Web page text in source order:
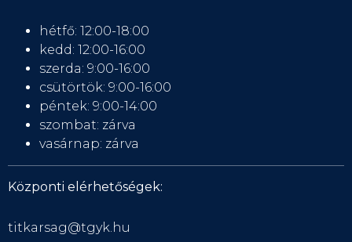
hétfő: 12:00-18:00
kedd: 12:00-16:00
szerda: 9:00-16:00
csütörtök: 9:00-16:00
péntek: 9:00-14:00
szombat: zárva
vasárnap: zárva
Központi elérhetőségek:
titkarsag@tgyk.hu